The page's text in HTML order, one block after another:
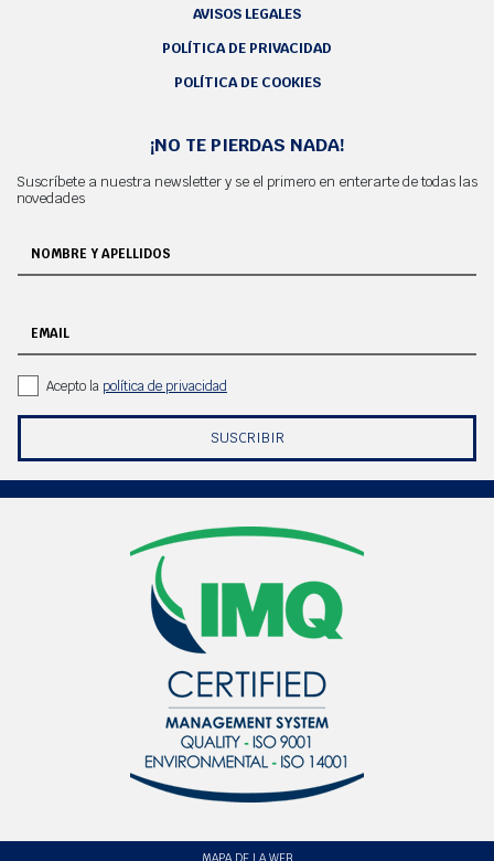
AVISOS LEGALES
POLÍTICA DE PRIVACIDAD
POLÍTICA DE COOKIES
¡NO TE PIERDAS NADA!
Suscríbete a nuestra newsletter y se el primero en enterarte de todas las
novedades
NOMBRE Y APELLIDOS
EMAIL
Acepto la política de privacidad
SUSCRIBIR